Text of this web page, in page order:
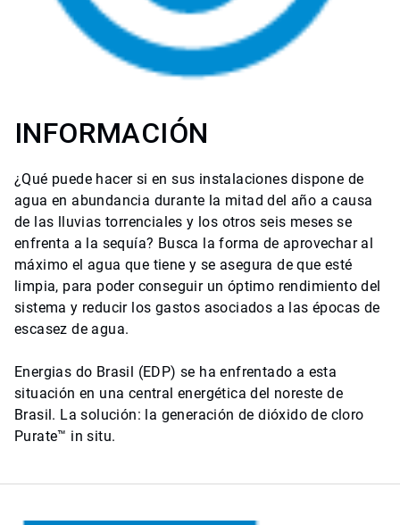
INFORMACIÓN
¿Qué puede hacer si en sus instalaciones dispone de
agua en abundancia durante la mitad del año a causa
de las lluvias torrenciales y los otros seis meses se
enfrenta a la sequía? Busca la forma de aprovechar al
máximo el agua que tiene y se asegura de que esté
limpia, para poder conseguir un óptimo rendimiento del
sistema y reducir los gastos asociados a las épocas de
escasez de agua.
Energias do Brasil (EDP) se ha enfrentado a esta
situación en una central energética del noreste de
Brasil. La solución: la generación de dióxido de cloro
Purate™ in situ.